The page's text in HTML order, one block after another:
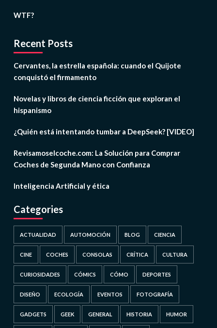
WTF?
Recent Posts
Cervantes, la estrella española: cuando el Quijote
conquistó el firmamento
Novelas y libros de ciencia ficción que exploran el
hispanismo
¿Quién está intentando tumbar a DeepSeek? [VIDEO]
Revisamoselcoche.com: La Solución para Comprar
Coches de Segunda Mano con Confianza
Inteligencia Artificial y ética
Categories
ACTUALIDAD AUTOMOCIÓN BLOG CIENCIA
CINE COCHES CONSOLAS CRÍTICA CULTURA
CURIOSIDADES CÓMICS CÓMO DEPORTES
DISEÑO ECOLOGÍA EVENTOS FOTOGRAFÍA
GADGETS GEEK GENERAL HISTORIA HUMOR